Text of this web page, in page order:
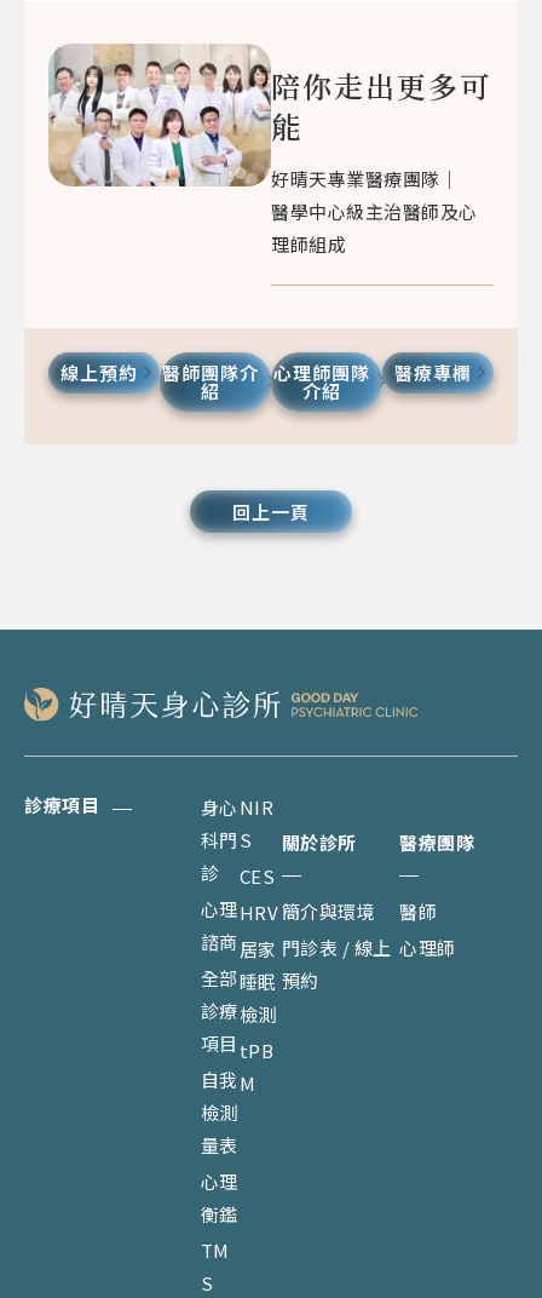
陪你走出更多可
能
好晴天專業醫療團隊｜
醫學中心級主治醫師及心
理師組成
線上預約 醫師團隊介
紹
心理師團隊
介紹
醫療專欄
回上一頁
診療項目
身心
科門
診
心理
諮商
全部
診療
項目
自我
檢測
量表
心理
衡鑑
TM
S
NIR
S
CES
HRV
居家
睡眠
檢測
tPB
M
關於診所
簡介與環境
門診表 / 線上
預約
醫療團隊
醫師
心理師